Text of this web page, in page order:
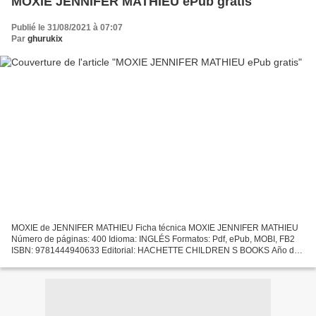
Publié le 31/08/2021 à 07:07
Par ghurukix
MOXIE de JENNIFER MATHIEU Ficha técnica MOXIE JENNIFER MATHIEU
Número de páginas: 400 Idioma: INGLÉS Formatos: Pdf, ePub, MOBI, FB2
ISBN: 9781444940633 Editorial: HACHETTE CHILDREN S BOOKS Año de